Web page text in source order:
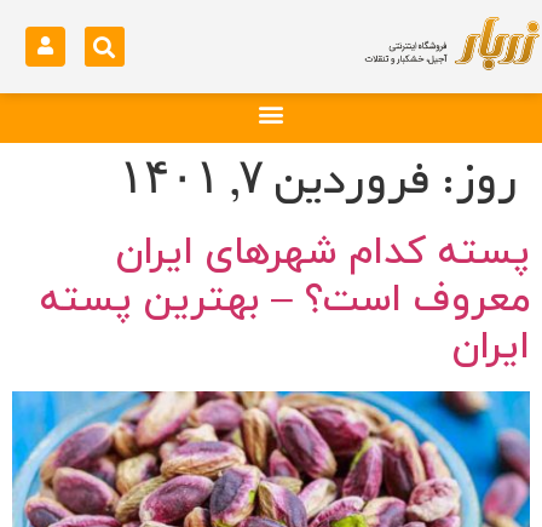
روز: فروردین ۷, ۱۴۰۱
پسته کدام شهرهای ایران
معروف است؟ – بهترین پسته
ایران